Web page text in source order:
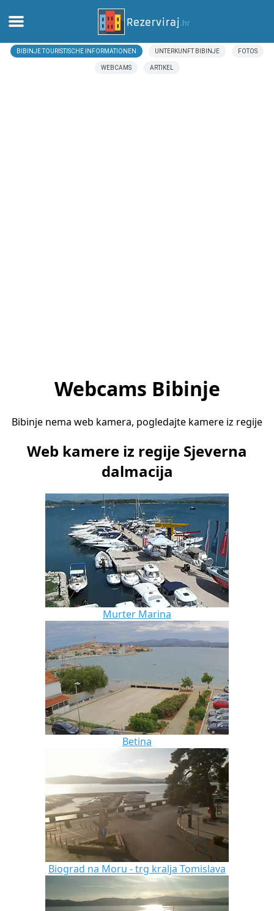
Zuhause
BIBINJE TOURISTISCHE INFORMATIONEN UNTERKUNFT BIBINJE FOTOS
WEBCAMS ARTIKEL
Webcams Bibinje
Bibinje nema web kamera, pogledajte kamere iz regije
Web kamere iz regije Sjeverna
dalmacija
Murter Marina
Betina
Biograd na Moru - trg kralja Tomislava